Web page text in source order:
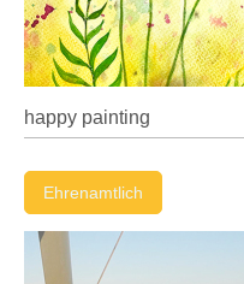
happy painting
Ehrenamtlich